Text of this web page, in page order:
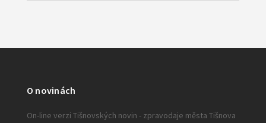
O novinách
On-line verzi Tišnovských novin - zpravodaje města Tišnova